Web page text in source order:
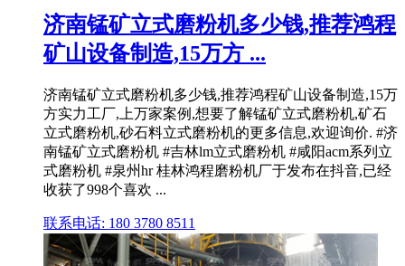
济南锰矿立式磨粉机多少钱,推荐鸿程
矿山设备制造,15万方 ...
济南锰矿立式磨粉机多少钱,推荐鸿程矿山设备制造,15万
方实力工厂,上万家案例,想要了解锰矿立式磨粉机,矿石
立式磨粉机,砂石料立式磨粉机的更多信息,欢迎询价. #济
南锰矿立式磨粉机 #吉林lm立式磨粉机 #咸阳acm系列立
式磨粉机 #泉州hr 桂林鸿程磨粉机厂于发布在抖音,已经
收获了998个喜欢 ...
联系电话: 180 3780 8511